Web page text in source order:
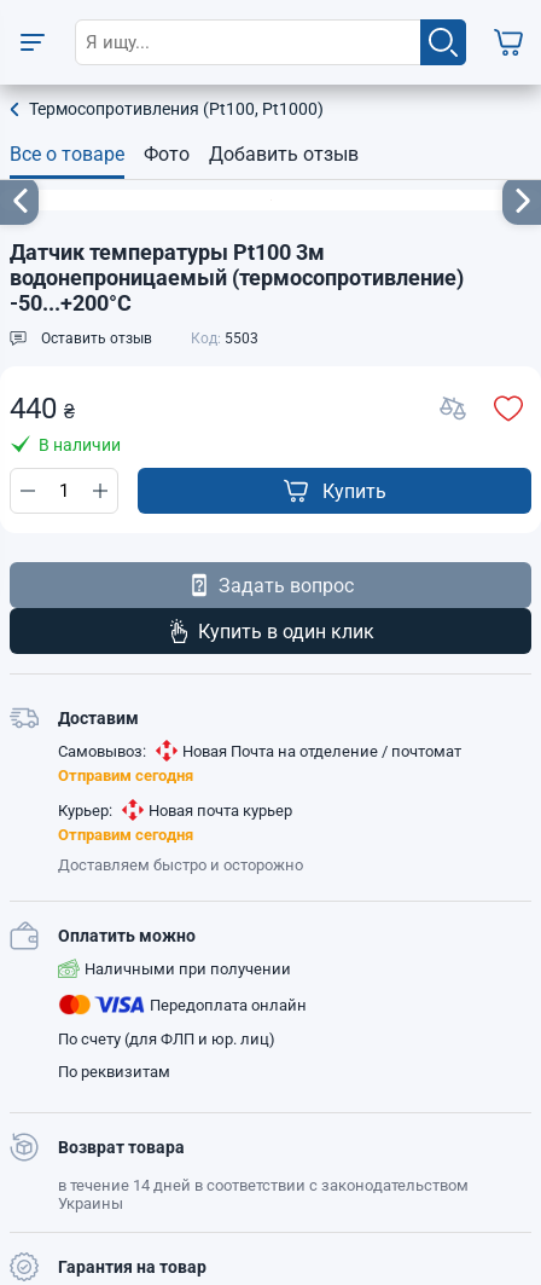
Термосопротивления (Pt100, Pt1000)
Все о товаре Фото Добавить отзыв
Датчик температуры Pt100 3м
водонепроницаемый (термосопротивление)
-50...+200°C
Оставить отзыв Код: 5503
440 ₴
В наличии
Купить
Задать вопрос
Купить в один клик
Доставим
Самовывоз:
Новая Почта на отделение / почтомат
Отправим сегодня
Курьер:
Новая почта курьер
Отправим сегодня
Доставляем быстро и осторожно
Оплатить можно
Наличными при получении
Передоплата онлайн
По счету (для ФЛП и юр. лиц)
По реквизитам
Возврат товара
в течение 14 дней в соответствии с законодательством
Украины
Гарантия на товар